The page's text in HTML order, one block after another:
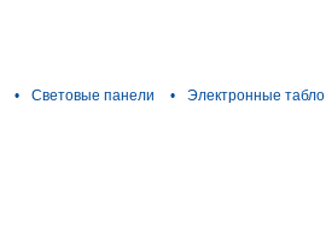
• Световые панели •
Электронные табло